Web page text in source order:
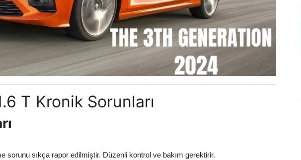
T Kronik Sorunları
sorunu sıkça rapor edilmiştir. Düzenli kontrol ve bakım gerektirir.